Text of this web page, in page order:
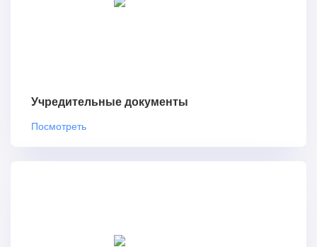
Учредительные документы
Посмотреть